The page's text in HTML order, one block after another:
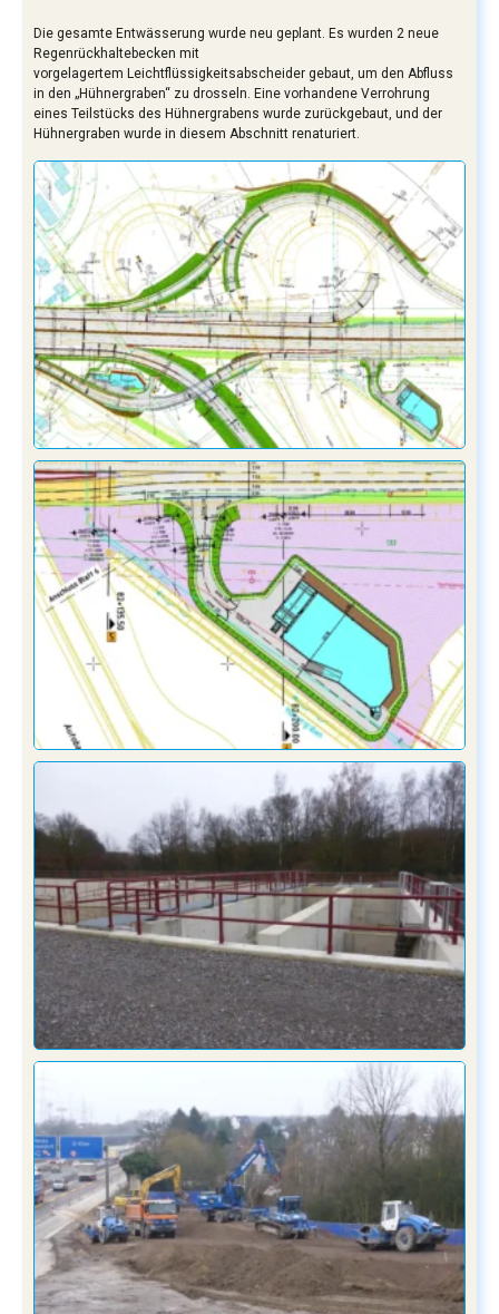
Die gesamte Entwässerung wurde neu geplant. Es wurden 2 neue
Regenrückhaltebecken mit
vorgelagertem Leichtflüssigkeitsabscheider gebaut, um den Abfluss
in den „Hühnergraben“ zu drosseln. Eine vorhandene Verrohrung
eines Teilstücks des Hühnergrabens wurde zurückgebaut, und der
Hühnergraben wurde in diesem Abschnitt renaturiert.